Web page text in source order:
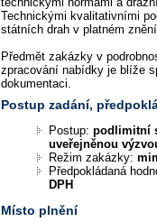
Technickými kvalitativními
státních drah v platném
Předmět zakázky v
zpracování nabídky je blíže
dokumentaci.
Postup zadání,
Postup:podlimitní
uveřejněnou
Režim zakázky:
Předpokládaná
DPH
Místo plnění